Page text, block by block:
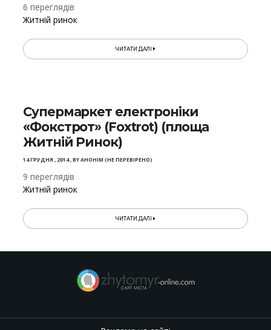
6 переглядів
Житній ринок
ЧИТАТИ ДАЛІ
Супермаркет електроніки
«Фокстрот» (Foxtrot) (площа
Житній Ринок)
14 ГРУДНЯ , 2014,BYАНОНІМ (НЕ ПЕРЕВІРЕНО)
9 переглядів
Житній ринок
ЧИТАТИ ДАЛІ